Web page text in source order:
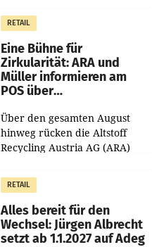
erwirtschaftet, was einem Plus
von 3,8 Prozent gegenüber
dem Vergleichszeitraum
RETAIL
Eine Bühne für
Zirkularität: ARA und
Müller informieren am
POS über
Über den gesamten August
hinweg rücken die Altstoff
Recycling Austria AG (ARA)
Müller die Initiative „Kreislauf-
Helden“ in allen
österreichischen Müller-Filialen
RETAIL
Alles bereit für den
Wechsel: Jürgen Albrecht
setzt ab 1.1.2027 auf Adeg